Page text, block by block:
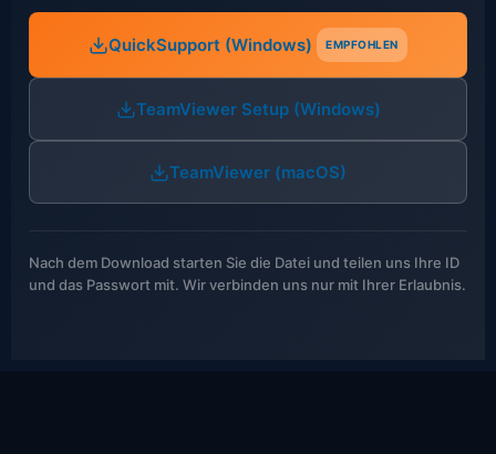
QuickSupport (Windows) EMPFOHLEN
TeamViewer Setup (Windows)
TeamViewer (macOS)
Nach dem Download starten Sie die Datei und teilen uns Ihre ID
und das Passwort mit. Wir verbinden uns nur mit Ihrer Erlaubnis.